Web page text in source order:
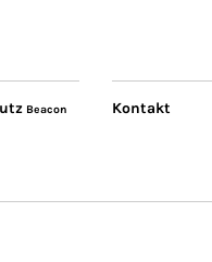
Beacon Kontakt